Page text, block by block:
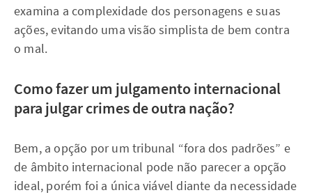
examina a complexidade dos personagens e suas
ações, evitando uma visão simplista de bem contra
o mal.
Como fazer um julgamento internacional
para julgar crimes de outra nação?
Bem, a opção por um tribunal “fora dos padrões” e
de âmbito internacional pode não parecer a opção
ideal, porém foi a única viável diante da necessidade